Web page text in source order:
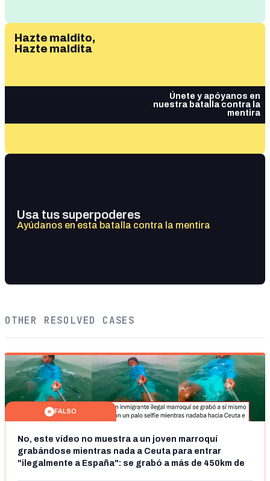
Hazte maldito,
Hazte maldita
Únete y apóyanos en
nuestra batalla contra la
mentira
Usa tus superpoderes
Ayúdanos en esta batalla contra la mentira
OTHER RESOLVED CASES
FALSO
No, este vídeo no muestra a un joven marroquí
grabándose mientras nada a Ceuta para entrar
"ilegalmente a España": se grabó a más de 450km de